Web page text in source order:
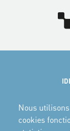
Nous
cookies